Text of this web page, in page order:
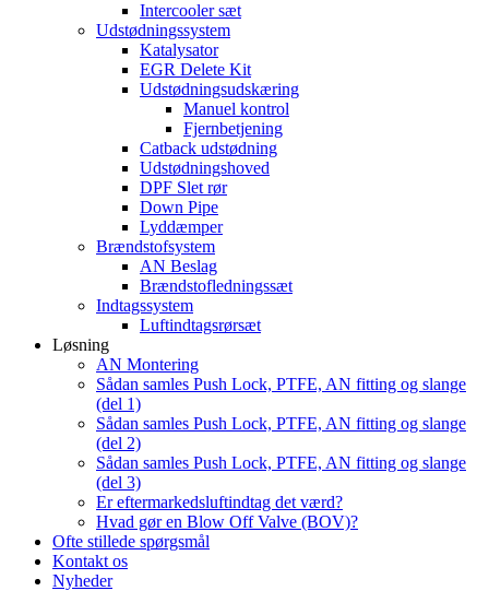
Intercooler sæt
Udstødningssystem
Katalysator
EGR Delete Kit
Udstødningsudskæring
Manuel kontrol
Fjernbetjening
Catback udstødning
Udstødningshoved
DPF Slet rør
Down Pipe
Lyddæmper
Brændstofsystem
AN Beslag
Brændstofledningssæt
Indtagssystem
Luftindtagsrørsæt
Løsning
AN Montering
Sådan samles Push Lock, PTFE, AN fitting og slange
(del 1)
Sådan samles Push Lock, PTFE, AN fitting og slange
(del 2)
Sådan samles Push Lock, PTFE, AN fitting og slange
(del 3)
Er eftermarkedsluftindtag det værd?
Hvad gør en Blow Off Valve (BOV)?
Ofte stillede spørgsmål
Kontakt os
Nyheder